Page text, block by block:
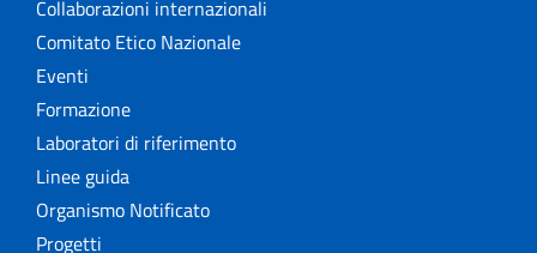
Collaborazioni internazionali
Comitato Etico Nazionale
Eventi
Formazione
Laboratori di riferimento
Linee guida
Organismo Notificato
Progetti